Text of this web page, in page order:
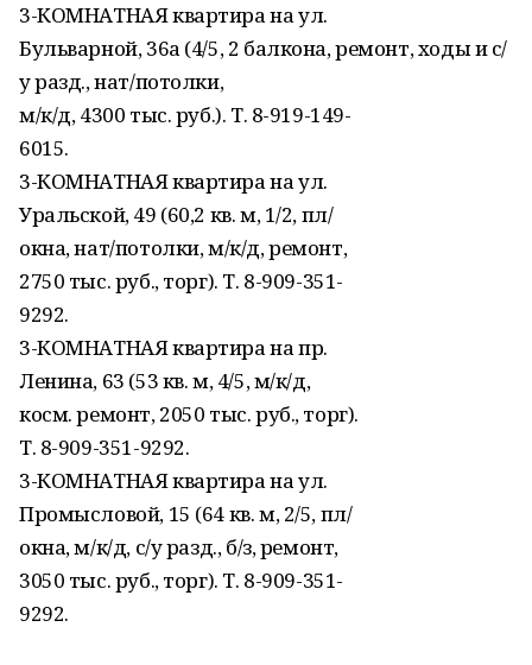
3-КОМНАТНАЯ квартира на ул.
Бульварной, 36а (4/5, 2 балкона, ремонт, ходы и с/
у разд., нат/потолки,
м/к/д, 4300 тыс. руб.). Т. 8-919-149-
6015.
3-КОМНАТНАЯ квартира на ул.
Уральской, 49 (60,2 кв. м, 1/2, пл/
окна, нат/потолки, м/к/д, ремонт,
2750 тыс. руб., торг). Т. 8-909-351-
9292.
3-КОМНАТНАЯ квартира на пр.
Ленина, 63 (53 кв. м, 4/5, м/к/д,
косм. ремонт, 2050 тыс. руб., торг).
Т. 8-909-351-9292.
3-КОМНАТНАЯ квартира на ул.
Промысловой, 15 (64 кв. м, 2/5, пл/
окна, м/к/д, с/у разд., б/з, ремонт,
3050 тыс. руб., торг). Т. 8-909-351-
9292.